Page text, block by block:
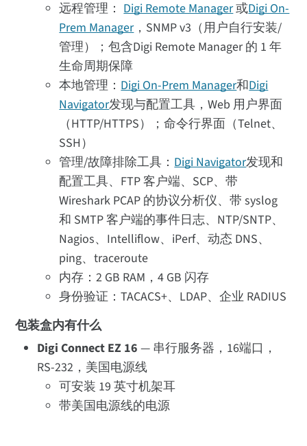
远程管理：Digi Remote Manager或Digi On-
Prem Manager，SNMP v3（用户自行安装/
管理）；包含Digi Remote Manager 的 1 年
生命周期保障
本地管理：Digi On-Prem Manager和Digi
Navigator发现与配置工具，Web 用户界面
（HTTP/HTTPS）；命令行界面（Telnet、
SSH）
管理/故障排除工具：Digi Navigator发现和
配置工具、FTP 客户端、SCP、带
Wireshark PCAP 的协议分析仪、带 syslog
和 SMTP 客户端的事件日志、NTP/SNTP、
Nagios、Intelliflow、iPerf、动态 DNS、
ping、traceroute
内存：2 GB RAM，4 GB 闪存
身份验证：TACACS+、LDAP、企业 RADIUS
包装盒内有什么
Digi Connect EZ 16 — 串行服务器，16端口，
RS-232，美国电源线
可安装 19 英寸机架耳
带美国电源线的电源